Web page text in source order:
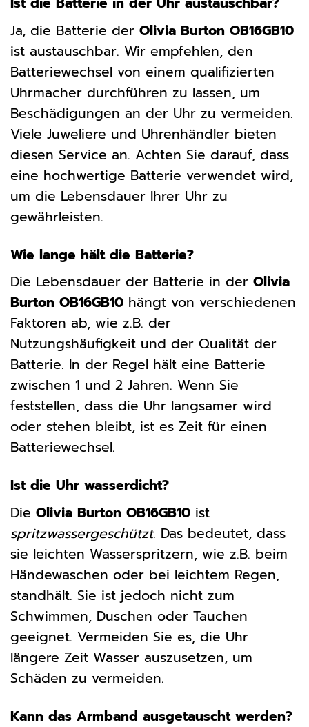
Ja, die Batterie der Olivia Burton OB16GB10
ist austauschbar. Wir empfehlen, den
Batteriewechsel von einem qualifizierten
Uhrmacher durchführen zu lassen, um
Beschädigungen an der Uhr zu vermeiden.
Viele Juweliere und Uhrenhändler bieten
diesen Service an. Achten Sie darauf, dass
eine hochwertige Batterie verwendet wird,
um die Lebensdauer Ihrer Uhr zu
gewährleisten.
Wie lange hält die Batterie?
Die Lebensdauer der Batterie in der Olivia
Burton OB16GB10 hängt von verschiedenen
Faktoren ab, wie z.B. der
Nutzungshäufigkeit und der Qualität der
Batterie. In der Regel hält eine Batterie
zwischen 1 und 2 Jahren. Wenn Sie
feststellen, dass die Uhr langsamer wird
oder stehen bleibt, ist es Zeit für einen
Batteriewechsel.
Ist die Uhr wasserdicht?
Die Olivia Burton OB16GB10 ist
spritzwassergeschützt. Das bedeutet, dass
sie leichten Wasserspritzern, wie z.B. beim
Händewaschen oder bei leichtem Regen,
standhält. Sie ist jedoch nicht zum
Schwimmen, Duschen oder Tauchen
geeignet. Vermeiden Sie es, die Uhr
längere Zeit Wasser auszusetzen, um
Schäden zu vermeiden.
Kann das Armband ausgetauscht werden?